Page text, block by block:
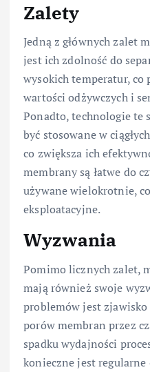
Zalety
Jedną z głównych
jest ich zdolność do
wysokich temperatur, co
wartości odżywczych i
Ponadto, technologie te
być stosowane w
co zwiększa ich
membrany są łatwe do
używane wielokrotnie,
eksploatacyjne.
Wyzwania
Pomimo licznych zalet,
mają również swoje
problemów jest
porów membran przez
spadku wydajności
konieczne jest regularne